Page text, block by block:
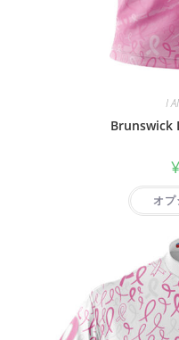
I
Brunswick
¥
オ